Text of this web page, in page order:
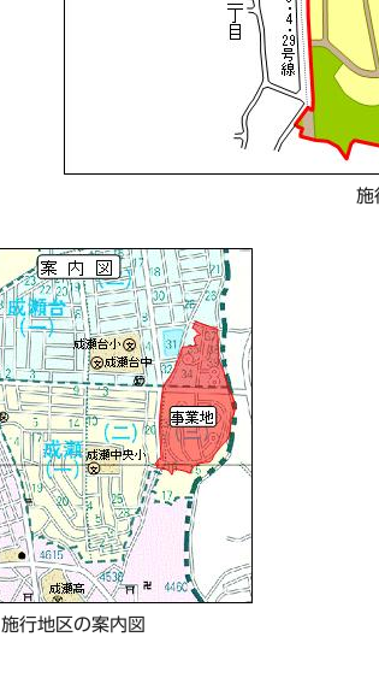
施
施行地区の案内図